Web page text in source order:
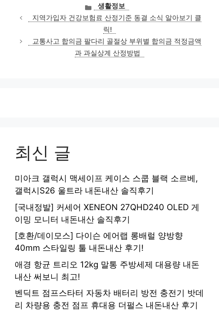
카
테
고
생활정보
지역가입자 건강보험료 산정기준 동결 소식 알아보기 클
릭!
교통사고 합의금 팔다리 골절상 부위별 합의금 적정금액
과 과실상계 산정방법
최신 글
미아크 갤럭시 맥세이프 케이스 스쿱 블랙 소르베,
갤럭시S26 울트라 내돈내산 솔직후기
[국내정발] 커세어 XENEON 27QHD240 OLED 게
이밍 모니터 내돈내산 솔직후기
[호환/데이모스] 다이슨 에어랩 롱배럴 양방향
40mm 스타일링 툴 내돈내산 후기!
애경 항균 트리오 12kg 말통 주방세제 대용량 내돈
내산 써보니 최고!
벤딕트 점프스타터 자동차 배터리 방전 충전기 밧데
리 차량용 충전 점프 휴대용 더펄스 내돈내산 후기